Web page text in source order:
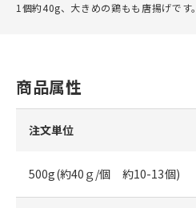
1個約40g、大きめの鶏もも唐揚げです。
商品属性
注文単位
500g(約40ｇ/個 約10-13個)